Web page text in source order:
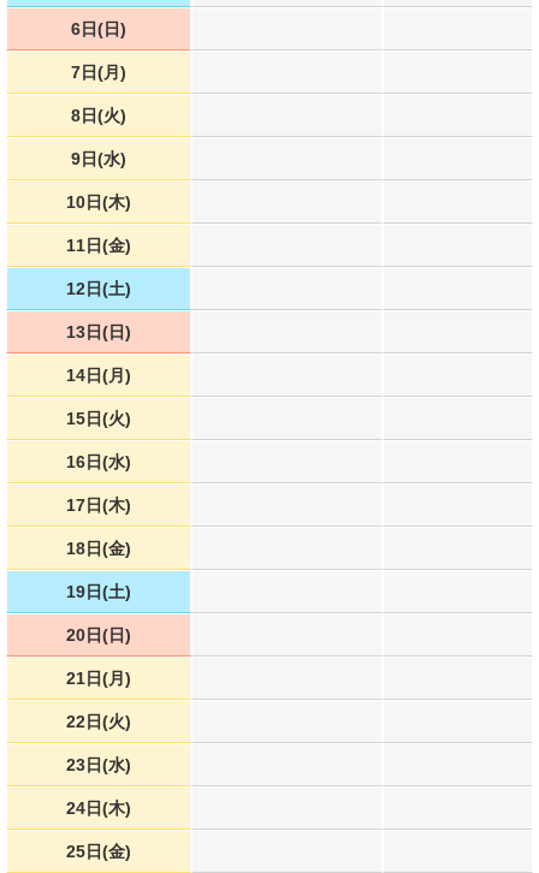
6日(日)
7日(月)
8日(火)
9日(水)
10日(木)
11日(金)
12日(土)
13日(日)
14日(月)
15日(火)
16日(水)
17日(木)
18日(金)
19日(土)
20日(日)
21日(月)
22日(火)
23日(水)
24日(木)
25日(金)